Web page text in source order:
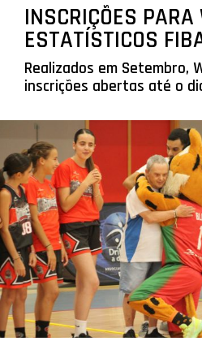
INSCRIÇÕES
ESTATÍSTICOS
Realizados em Setembro,
inscrições abertas até o